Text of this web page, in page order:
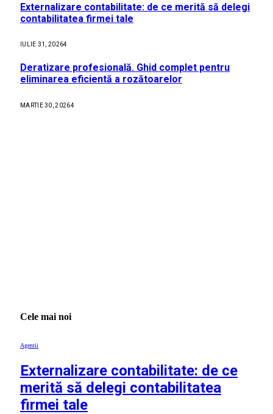
Externalizare contabilitate: de ce merită să delegi
contabilitatea firmei tale
IULIE 31, 20264
Deratizare profesională. Ghid complet pentru
eliminarea eficientă a rozătoarelor
MARTIE 30, 20264
Cele mai noi
Agentii
Externalizare contabilitate: de ce
merită să delegi contabilitatea
firmei tale